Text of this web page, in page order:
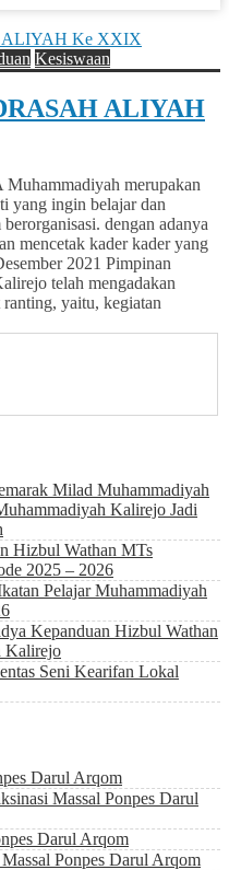
Kesiswaan
ALIYAH
merupakan
yang ingin belajar dan
dengan adanya
mencetak kader kader yang
2021 Pimpinan
telah mengadakan
yaitu, kegiatan
Milad Muhammadiyah
Kalirejo Jadi
Hizbul Wathan MTs
2025 – 2026
Pelajar Muhammadiyah
Kepanduan Hizbul Wathan
Kalirejo
Seni Kearifan Lokal
Darul Arqom
Massal Ponpes Darul
Darul Arqom
Ponpes Darul Arqom